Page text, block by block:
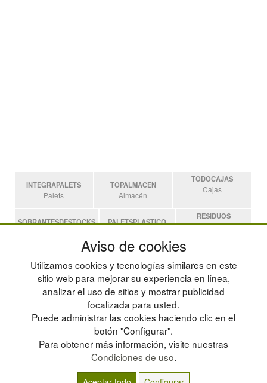
INTEGRAPALETS
Palets
TOPALMACEN
Almacén
TODOCAJAS
Cajas
SOBRANTESDESTOCKS PALETSPLASTICO
RESIDUOS
Residuos
Estanterias
POLÍTICA DE PRIVACIDAD
CONDICIONES DE USO
CAMBIOS Y DEVOLUCIONES
CONTACTO
MAPA WEB
PREGUNTAS FRECUENTES
INGRESA A TU CUENTA
Aviso de cookies
Utilizamos cookies y tecnologías similares en este
sitio web para mejorar su experiencia en línea,
analizar el uso de sitios y mostrar publicidad
focalizada para usted.
Puede administrar las cookies haciendo clic en el
botón "Configurar".
Para obtener más información, visite nuestras
Condiciones de uso.